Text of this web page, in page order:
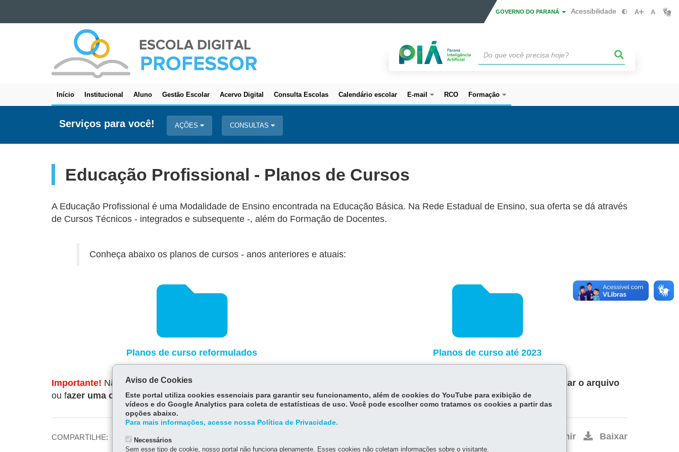
Ir para a navegação
GOVERNO DO PARANÁ Acessibilidade
ESCOLA
DIGITAL
PROFESSORES
Navegação
principal
Início Institucional Aluno Gestão Escolar Acervo Digital Consulta Escolas Calendário escolar E-mail RCO Formação
Serviços para você! AÇÕES CONSULTAS
Educação Profissional - Planos de Cursos
A Educação Profissional é uma Modalidade de Ensino encontrada na Educação Básica. Na Rede Estadual de Ensino, sua oferta se dá através
de Cursos Técnicos - integrados e subsequente -, além do Formação de Docentes.
Conheça abaixo os planos de cursos - anos anteriores e atuais:
Planos de curso reformulados Planos de curso até 2023
Importante! Não é necessário pedir acesso para edição. Todos os usuários têm acesso como leitor, sendo preciso apenas
baixar o arquivo
ou fazer uma cópia no próprio Drive para ter a edição, se for o caso.
COMPARTILHE:
ce
Imprimir Baixar
Aviso de Cookies
Este portal utiliza cookies essenciais para garantir seu funcionamento, além de cookies do YouTube para exibição de
vídeos e do Google Analytics para coleta de estatísticas de uso. Você pode escolher como tratamos os cookies a partir das
opções abaixo.
Para mais informações, acesse nossa Política de Privacidade.
Necessários
Sem esse tipo de cookie, nosso portal não funciona plenamente. Esses cookies não coletam informações sobre o visitante.